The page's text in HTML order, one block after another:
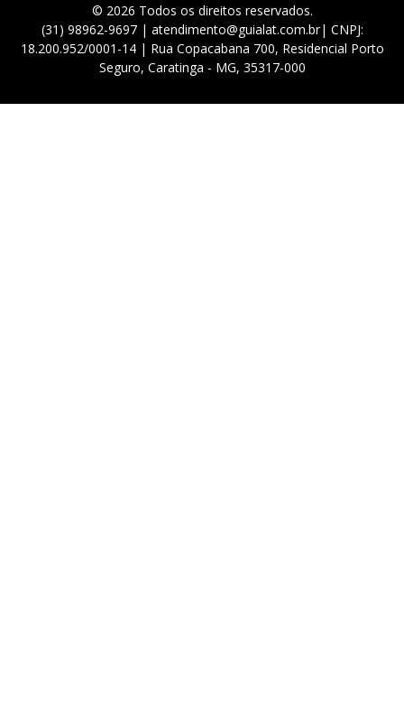
© 2026 Todos os direitos reservados.
(31) 98962-9697 | atendimento@guialat.com.br| CNPJ:
18.200.952/0001-14 | Rua Copacabana 700, Residencial Porto
Seguro, Caratinga - MG, 35317-000